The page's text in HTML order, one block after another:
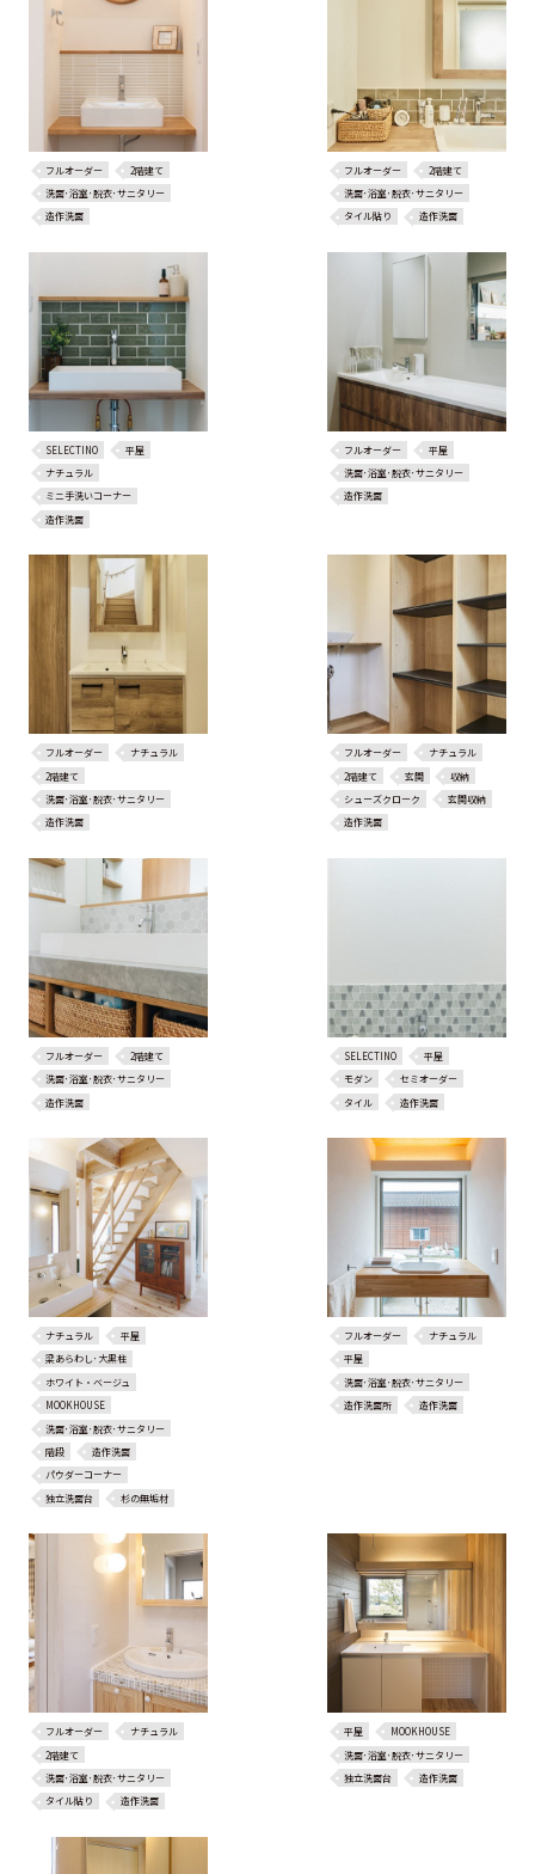
フルオーダー
2階建て
洗面･浴室･脱衣･サニタリー
造作洗面
フルオーダー
2階建て
洗面･浴室･脱衣･サニタリー
タイル貼り
造作洗面
SELECTINO
平屋
ナチュラル
ミニ手洗いコーナー
造作洗面
フルオーダー
平屋
洗面･浴室･脱衣･サニタリー
造作洗面
フルオーダー
ナチュラル
2階建て
洗面･浴室･脱衣･サニタリー
造作洗面
フルオーダー
ナチュラル
2階建て
玄関
収納
シューズクローク
玄関収納
造作洗面
フルオーダー
2階建て
洗面･浴室･脱衣･サニタリー
造作洗面
SELECTINO
平屋
モダン
セミオーダー
タイル
造作洗面
ナチュラル
平屋
梁あらわし･大黒柱
ホワイト・ベージュ
MOOKHOUSE
洗面･浴室･脱衣･サニタリー
階段
造作洗面
パウダーコーナー
独立洗面台
杉の無垢材
フルオーダー
ナチュラル
平屋
洗面･浴室･脱衣･サニタリー
造作洗面所
造作洗面
フルオーダー
ナチュラル
2階建て
洗面･浴室･脱衣･サニタリー
タイル貼り
造作洗面
平屋
MOOKHOUSE
洗面･浴室･脱衣･サニタリー
独立洗面台
造作洗面